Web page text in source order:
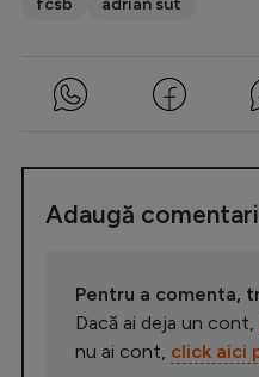
Adaugă
Pentru a comenta,
Dacă ai deja un cont,
nu ai cont, click aici